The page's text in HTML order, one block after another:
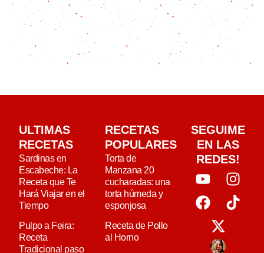
ULTIMAS
RECETAS
Sardinas en
Escabeche: La
Receta que Te
Hará Viajar en el
Tiempo
Pulpo a Feira:
Receta
Tradicional paso
RECETAS
POPULARES
Torta de
Manzana 20
cucharadas: una
torta húmeda y
esponjosa
Receta de Pollo
al Horno
SEGUIME
EN LAS
REDES!